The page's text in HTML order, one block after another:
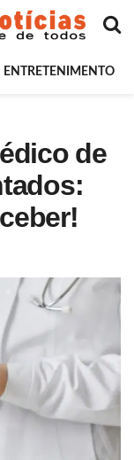
ENTRETENIMENTO
de